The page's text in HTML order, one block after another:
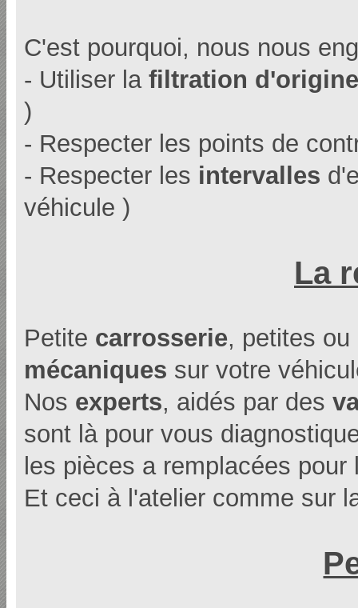
C'est pourquoi, nous nous
- Utiliser lafiltration
)
- Respecter les points de
- Respecter les intervalles
véhicule )
La
Petite carrosserie, petites
mécaniques sur votre
Nos experts, aidés par des
sont là pour vous
les pièces a remplacées
Et ceci à l'atelier comme sur